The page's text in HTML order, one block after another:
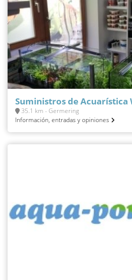
Suministros de Acuarística
35.1 km - Germering
Información, entradas y opiniones